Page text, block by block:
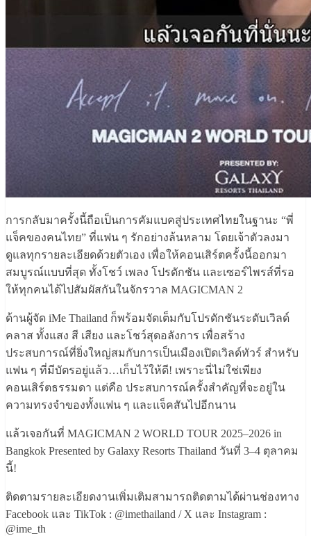
การกลับมาครั้งนี้ถือเป็นการคัมแบคสู่ประเทศไทยในฐานะ “พี่
แจ็คของคนไทย” ที่แฟน ๆ รักอย่างล้นหลาม โดยเจ้าตัวลงมา
ดูแลทุกรายละเอียดด้วยตัวเอง เพื่อให้คอนเสิร์ตครั้งนี้ออกมา
สมบูรณ์แบบที่สุด ทั้งโชว์ เพลง โปรดักชัน และเซอร์ไพรส์ที่รอ
ให้ทุกคนได้ไปสัมผัสกันในจักรวาล MAGICMAN 2
ด้านผู้จัด iMe Thailand ก็พร้อมจัดเต็มกับโปรดักชันระดับเวิลด์
คลาส ทั้งแสง สี เสียง และโชว์สุดอลังการ เพื่อสร้าง
ประสบการณ์ที่ยิ่งใหญ่สมกับการเป็นเมืองเปิดเวิลด์ทัวร์ สำหรับ
แฟน ๆ ที่มีบัตรอยู่แล้ว…เก็บไว้ให้ดี! เพราะนี่ไม่ใช่เพียง
คอนเสิร์ตธรรมดา แต่คือ ประสบการณ์ครั้งสำคัญที่จะอยู่ใน
ความทรงจำของทั้งแฟน ๆ และแจ็คสันไปอีกนาน
แล้วเจอกันที่ MAGICMAN 2 WORLD TOUR 2025–2026 in
Bangkok Presented by Galaxy Resorts Thailand วันที่ 3–4 ตุลาคม
นี้!
ติดตามรายละเอียดงานเพิ่มเติมสามารถติดตามได้ผ่านช่องทาง
Facebook และ TikTok : @imethailand / X และ Instagram :
@ime_th